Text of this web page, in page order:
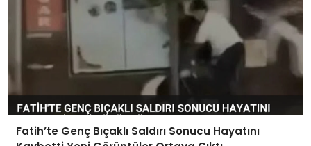
Fatih’te Genç Bıçaklı Saldırı Sonucu Hayatını